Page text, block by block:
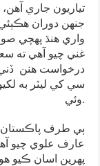
تياريون جاري آهن،
جنهن دوران
واري هنڌ پهچي
غني چيو آهي ته
سي کي ليٽر به
وئي.
ٻي طرف پاڪستان
عارف علوي چيو
پهرين اسان ڪيو